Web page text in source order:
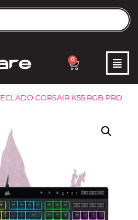
0
CORSAIR K55 RGB PRO